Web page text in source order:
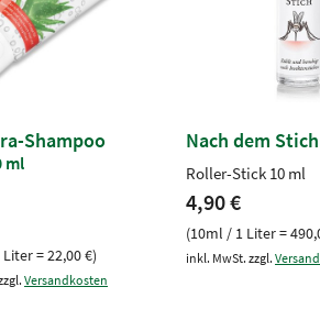
Shampoo
ml
= 22,00 €)
Versandkosten
Nach dem
Roller-Stick 10 ml
4,90 €
(10ml / 1 Liter =
inkl. MwSt. zzgl.